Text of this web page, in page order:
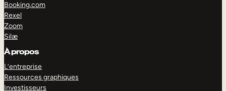
Booking.com
Rexel
Zoom
Silæ
À propos
L’entreprise
Ressources graphiques
Investisseurs